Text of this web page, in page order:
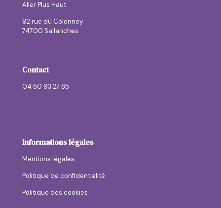
Aller Plus Haut
92 rue du Colonney
74700 Sallanches
Contact
04 50 93 27 85
Informations légales
Mentions légales
Politique de confidentialité
Politique des cookies